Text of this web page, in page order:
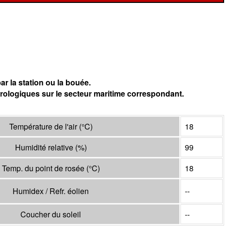
la station ou la bouée.
sur le secteur maritime correspondant.
Température de l'air(°C)
18
Humidité relative (%)
99
Temp. du point de rosée (°C) 18
Humidex / Refr. éolien --
Coucher du soleil --